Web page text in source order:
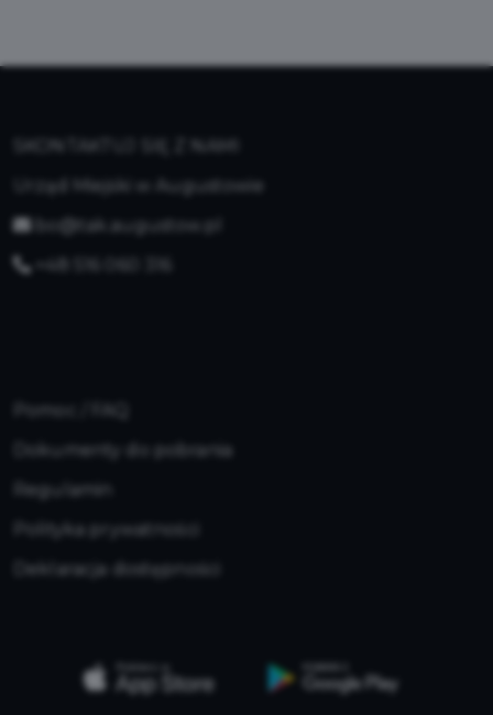
Urząd Miejski w Augustowie
bo@tak.augustow.pl
+48 516 060 316
Dokumenty do pobrania
Regulamin
Polityka prywatności
Deklaracja dostępności